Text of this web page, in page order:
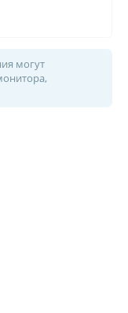
могут